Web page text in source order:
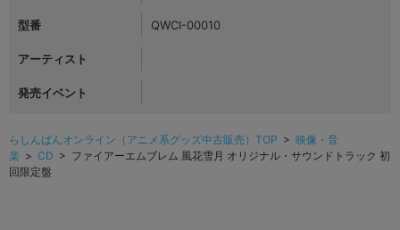
型番 QWCI-00010
アーティスト
発売イベント
らしんばんオンライン（アニメ系グッズ中古販売）TOP > 映像・音
楽 > CD > ファイアーエムブレム 風花雪月 オリジナル・サウンドトラック 初
回限定盤